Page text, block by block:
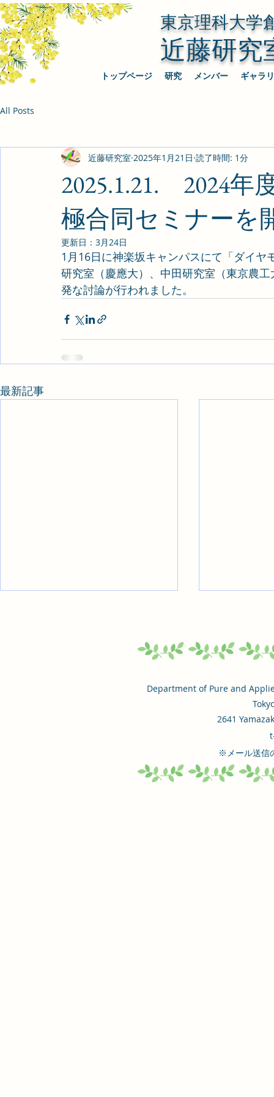
東京理科大学
近藤研究
トップページ 研究 メンバー ギャラ
All Posts
2025.1.21. 2024年
極合同セミナーを
近藤研究室 2025年1月21日 読了時間: 1分
更新日： 3月24日
1月16日に神楽坂キャンパスにて「ダイ
研究室（慶應大）、中田研究室（東京農
発な討論が行われました。
最新記事
創域理工学部における創域の事例
れました。 創域ジャーナル該当
ました
東京理科大
び」にて、
ギー・環境
授のインタ
ています。
登場してい
報：こちら
242号（
Department of Pure and
2641
​※メール送信